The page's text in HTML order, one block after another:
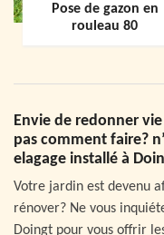
Pose de gazon en
rouleau 80
Envie de redonner
pas comment faire?
elagage installé à
Votre jardin est devenu
rénover? Ne vous
Doingt pour vous offrir